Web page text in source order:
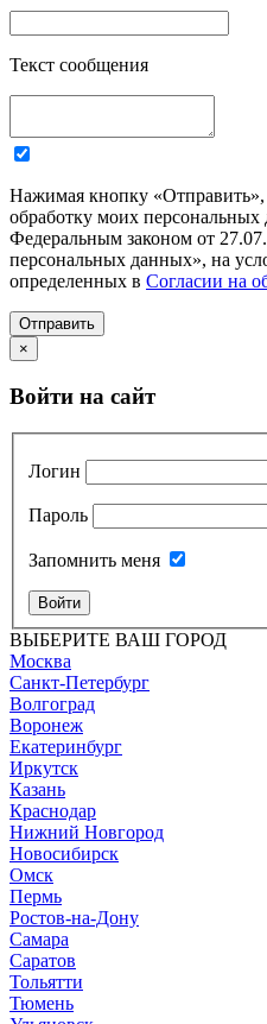
Текст сообщения
Нажимая кнопку «Отправить»,
обработку моих персональных
Федеральным законом от
персональных данных», на
определенных в Согласии на
Отправить
×
Войти на сайт
Логин
Пароль
Запомнить меня
Войти
ВЫБЕРИТЕ ВАШ ГОРОД
Москва
Санкт-Петербург
Волгоград
Воронеж
Екатеринбург
Иркутск
Казань
Краснодар
Нижний Новгород
Новосибирск
Омск
Пермь
Ростов-на-Дону
Самара
Саратов
Тольятти
Тюмень